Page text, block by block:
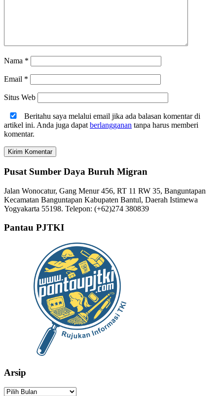
Nama *
Email *
Situs Web
Beritahu saya melalui email jika ada balasan komentar di
artikel ini. Anda juga dapat berlangganan tanpa harus memberi
komentar.
Pusat Sumber Daya Buruh Migran
Jalan Wonocatur, Gang Menur 456, RT 11 RW 35, Banguntapan
Kecamatan Banguntapan Kabupaten Bantul, Daerah Istimewa
Yogyakarta 55198. Telepon: (+62)274 380839
Pantau PJTKI
Arsip
Arsip